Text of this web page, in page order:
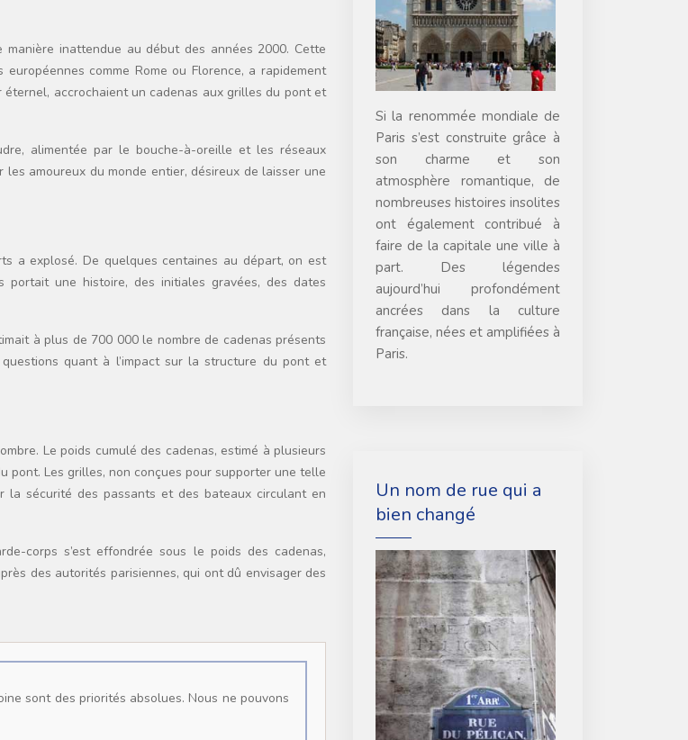
inattendue au début des années 2000. Cette
comme Rome ou Florence, a rapidement
éternel, accrochaient un cadenas aux grilles du pont et
alimentée par le bouche-à-oreille et les réseaux
les amoureux du monde entier, désireux de laisser une
a explosé. De quelques centaines au départ, on est
portait une histoire, des initiales gravées, des dates
à plus de 700 000 le nombre de cadenas présents
quant à l’impact sur la structure du pont et
Le poids cumulé des cadenas, estimé à plusieurs
pont. Les grilles, non conçues pour supporter une telle
la sécurité des passants et des bateaux circulant en
corps s’est effondrée sous le poids des cadenas,
des autorités parisiennes, qui ont dû envisager des
Si la renommée mondiale de
Paris s’est construite grâce à
son charme et son
atmosphère romantique, de
nombreuses histoires insolites
ont également contribué à
faire de la capitale une ville à
part. Des légendes
aujourd’hui profondément
ancrées dans la culture
française, nées et amplifiées à
Paris.
Un nom de rue qui a
bien changé